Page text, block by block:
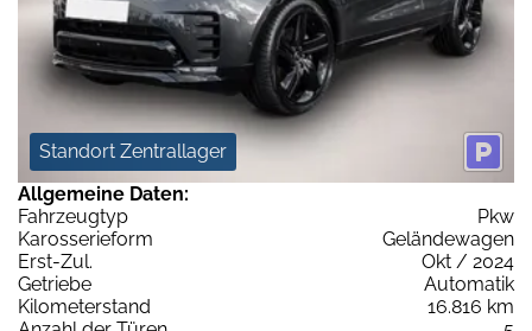
Standort Zentrallager
Allgemeine Daten:
Fahrzeugtyp
Pkw
Karosserieform
Geländewagen
Erst-Zul.
Okt / 2024
Getriebe
Automatik
Kilometerstand
16.816 km